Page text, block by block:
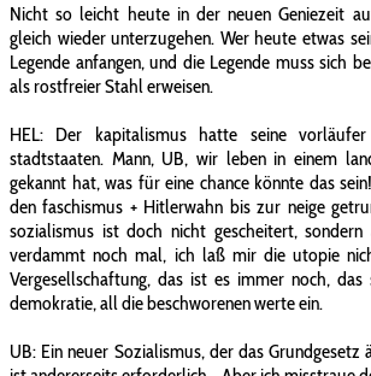
Nicht so leicht heute in der neuen Geniezeit
gleich wieder unterzugehen. Wer heute etwas
Legende anfangen, und die Legende muss sich
als rostfreier Stahl erweisen.
HEL: Der kapitalismus hatte seine
stadtstaaten. Mann, UB, wir leben in einem
gekannt hat, was für eine chance könnte das
den faschismus + Hitlerwahn bis zur neige
sozialismus ist doch nicht gescheitert, sondern
verdammt noch mal, ich laß mir die utopie
Vergesellschaftung, das ist es immer noch, das
demokratie, all die beschworenen werte ein.
UB: Ein neuer Sozialismus, der das Grundgesetz